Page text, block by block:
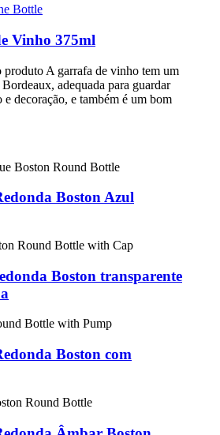
Vinho 375ml
produto A garrafa de vinho tem um
adequada para guardar
e decoração, e também é um bom
Boston Azul
Boston transparente
Boston com